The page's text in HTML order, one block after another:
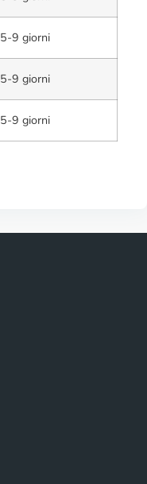
5-9 giorni
5-9 giorni
5-9 giorni